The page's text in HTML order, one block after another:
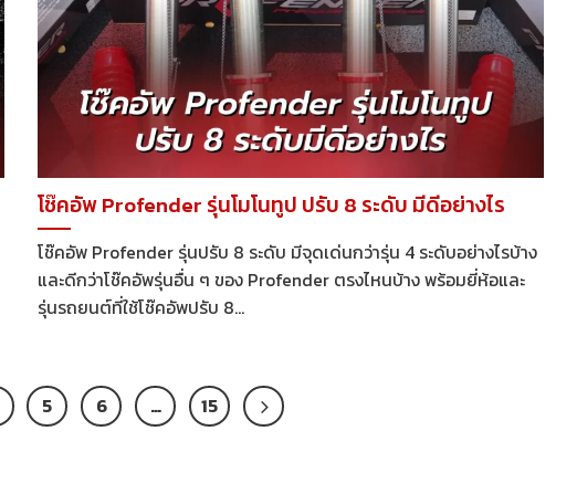
โช๊คอัพ Profender รุ่นโมโนทูป ปรับ 8 ระดับ มีดีอย่างไร
โช๊คอัพ Profender รุ่นปรับ 8 ระดับ มีจุดเด่นกว่ารุ่น 4 ระดับอย่างไรบ้าง
และดีกว่าโช๊คอัพรุ่นอื่น ๆ ของ Profender ตรงไหนบ้าง พร้อมยี่ห้อและ
รุ่นรถยนต์ที่ใช้โช๊คอัพปรับ 8...
5 6 … 15